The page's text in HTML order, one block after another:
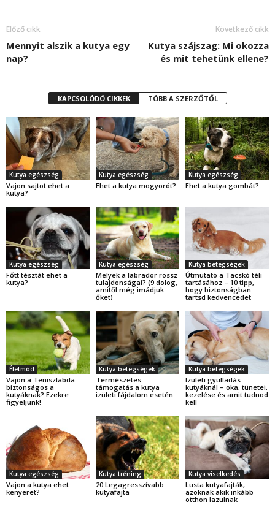
Előző cikk
Mennyit alszik a kutya egy
nap?
Következő cikk
Kutya szájszag: Mi okozza
és mit tehetünk ellene?
KAPCSOLÓDÓ CIKKEK TÖBB A SZERZŐTŐL
Kutya egészség
Vajon sajtot ehet a
kutya?
Kutya egészség
Ehet a kutya mogyorót?
Kutya egészség
Ehet a kutya gombát?
Kutya egészség
Főtt tésztát ehet a
kutya?
Kutya egészség
Melyek a labrador rossz
tulajdonságai? (9 dolog,
amitől még imádjuk
őket)
Kutya betegségek
Útmutató a Tacskó téli
tartásához – 10 tipp,
hogy biztonságban
tartsd kedvencedet
Életmód
Vajon a Teniszlabda
biztonságos a
kutyáknak? Ezekre
figyeljünk!
Kutya betegségek
Természetes
támogatás a kutya
izületi fájdalom esetén
Kutya betegségek
Izületi gyulladás
kutyáknál – oka, tünetei,
kezelése és amit tudnod
kell
Kutya egészség
Vajon a kutya ehet
kenyeret?
Kutya tréning
20 Legagresszívabb
kutyafajta
Kutya viselkedés
Lusta kutyafajták,
azoknak akik inkább
otthon lazulnak